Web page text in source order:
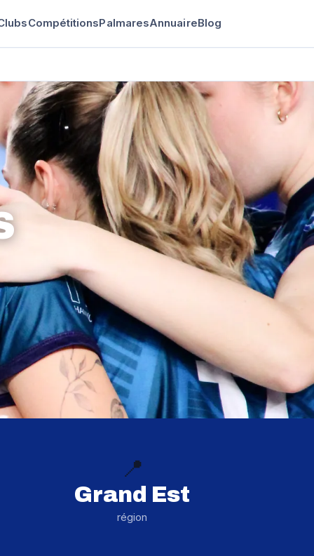
CompétitionsPalmaresAnnuaireBlog
📍
Grand Est
région